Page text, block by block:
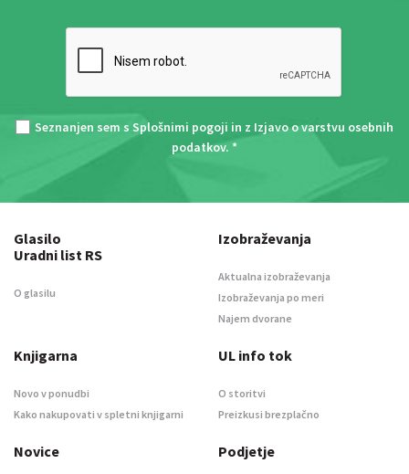
Seznanjen sem s Splošnimi pogoji in z Izjavo o varstvu osebnih
podatkov. *
Glasilo
Uradni list RS
O glasilu
Izobraževanja
Aktualna izobraževanja
Izobraževanja po meri
Najem dvorane
Knjigarna
Novo v ponudbi
Kako nakupovati v spletni knjigarni
UL info tok
O storitvi
Preizkusi brezplačno
Novice Podjetje